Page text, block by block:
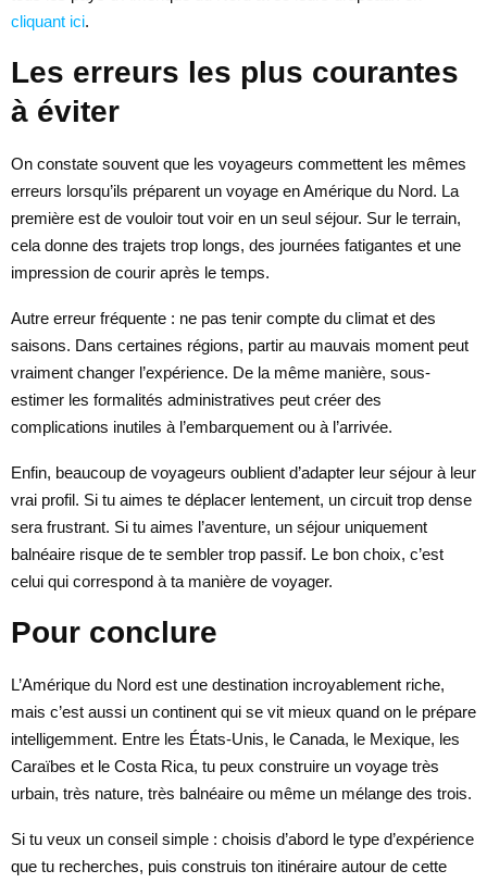
cliquant ici.
Les erreurs les plus courantes
à éviter
On constate souvent que les voyageurs commettent les mêmes
erreurs lorsqu’ils préparent un voyage en Amérique du Nord. La
première est de vouloir tout voir en un seul séjour. Sur le terrain,
cela donne des trajets trop longs, des journées fatigantes et une
impression de courir après le temps.
Autre erreur fréquente : ne pas tenir compte du climat et des
saisons. Dans certaines régions, partir au mauvais moment peut
vraiment changer l’expérience. De la même manière, sous-
estimer les formalités administratives peut créer des
complications inutiles à l’embarquement ou à l’arrivée.
Enfin, beaucoup de voyageurs oublient d’adapter leur séjour à leur
vrai profil. Si tu aimes te déplacer lentement, un circuit trop dense
sera frustrant. Si tu aimes l’aventure, un séjour uniquement
balnéaire risque de te sembler trop passif. Le bon choix, c’est
celui qui correspond à ta manière de voyager.
Pour conclure
L’Amérique du Nord est une destination incroyablement riche,
mais c’est aussi un continent qui se vit mieux quand on le prépare
intelligemment. Entre les États-Unis, le Canada, le Mexique, les
Caraïbes et le Costa Rica, tu peux construire un voyage très
urbain, très nature, très balnéaire ou même un mélange des trois.
Si tu veux un conseil simple : choisis d’abord le type d’expérience
que tu recherches, puis construis ton itinéraire autour de cette